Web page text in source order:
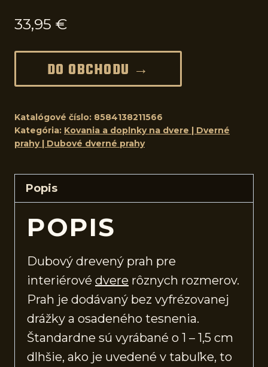
33,95 €
DO OBCHODU →
Katalógové číslo: 8584138211566
Kategória: Kovania a doplnky na dvere | Dverné
prahy | Dubové dverné prahy
Popis
POPIS
Dubový drevený prah pre
interiérové dvere rôznych rozmerov.
Prah je dodávaný bez vyfrézovanej
drážky a osadeného tesnenia.
Štandardne sú vyrábané o 1 – 1,5 cm
dlhšie, ako je uvedené v tabuľke, to